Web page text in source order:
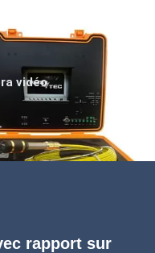
rapport sur
vidéo